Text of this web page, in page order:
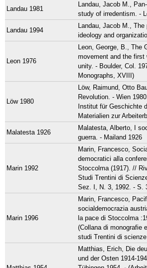
Landau 1981
Landau, Jacob M.,
study of irredentism. -
Landau 1994
Landau, Jacob M.,
ideology and
Leon 1976
Leon, George, B., The
movement and the first
unity. - Boulder, Col.
Monographs, XVIII)
Löw 1980
Löw, Raimund, Otto
Revolution. - Wien
Institut für Geschichte
Materialien zur
Malatesta 1926
Malatesta, Alberto, I
guerra. - Mailand 1926
Marin 1992
Marin, Francesco,
democratici alla
Stoccolma (1917). //
Studi Trentini di
Sez. I, N. 3, 1992. - S.
Marin 1996
Marin, Francesco,
socialdemocrazia
la pace di Stoccolma
(Collana di monografie
studi Trentini di
Matthias, Erich, Die
und der Osten 1914-